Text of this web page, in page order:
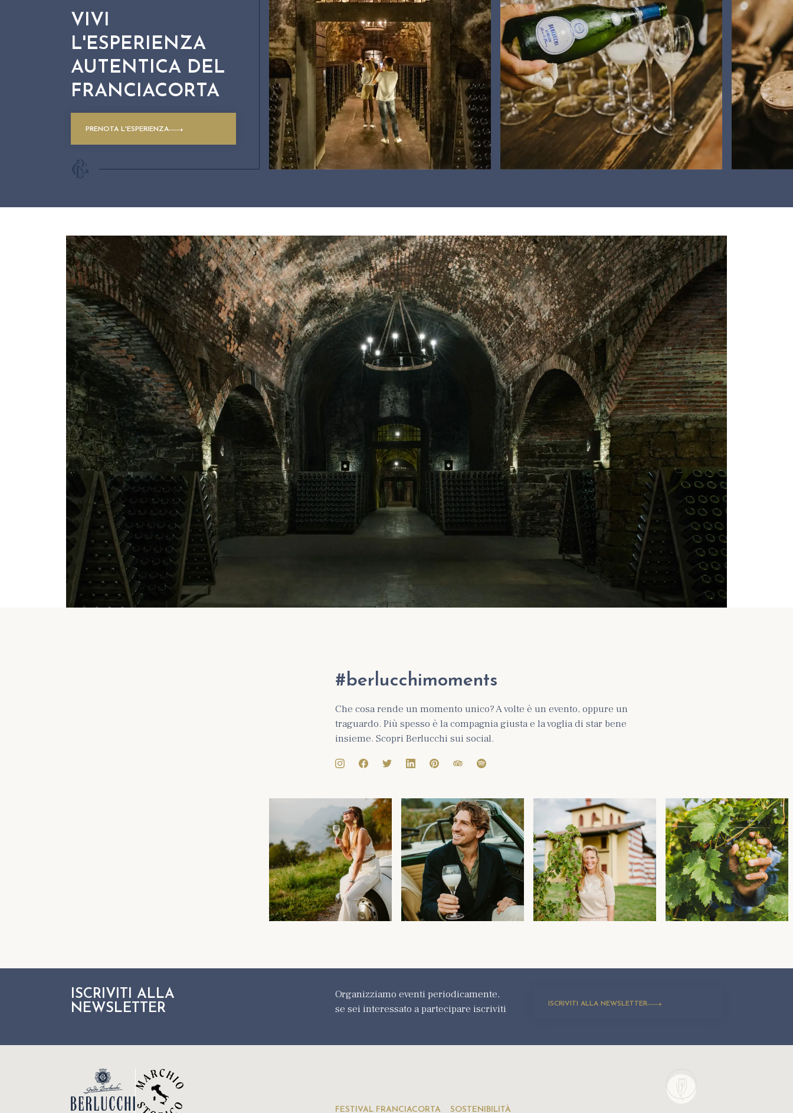
VIVI
L'ESPERIENZA
AUTENTICA DEL
FRANCIACORTA
PRENOTA L'ESPERIENZA
#berlucchimoments
Che cosa rende un momento unico? A volte è un evento, oppure un
traguardo. Più spesso è la compagnia giusta e la voglia di star bene
insieme. Scopri Berlucchi sui social.
ISCRIVITI ALLA
NEWSLETTER
Organizziamo eventi periodicamente,
se sei interessato a partecipare iscriviti
ISCRIVITI ALLA NEWSLETTER
FESTIVAL FRANCIACORTA SOSTENIBILITÀ